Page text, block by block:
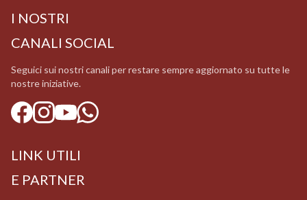
I NOSTRI
CANALI SOCIAL
Seguici sui nostri canali per restare sempre aggiornato su tutte le
nostre iniziative.
LINK UTILI
E PARTNER